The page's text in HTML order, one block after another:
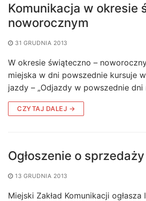
Komunikacja w okresie
noworocznym
31 GRUDNIA 2013
W okresie świąteczno –
miejska w dni powszednie kursuje
jazdy – „Odjazdy w powszednie dni
CZYTAJ DALEJ →
Ogłoszenie o
13 GRUDNIA 2013
Miejski Zakład Komunikacji ogłasza